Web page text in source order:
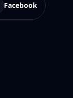
Facebook